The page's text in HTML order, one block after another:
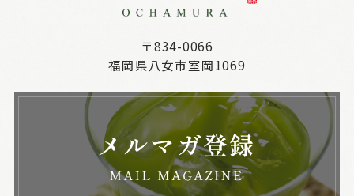
〒834-0066
福岡県八女市室岡1069